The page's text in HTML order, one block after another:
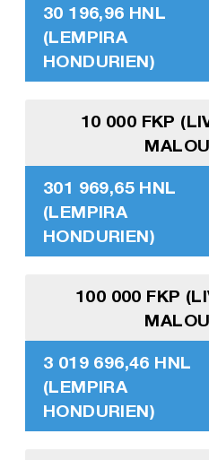
30 196,96 HNL
(LEMPIRA
HONDURIEN)
10 000 FKP
301 969,65 HNL
(LEMPIRA
HONDURIEN)
100 000 FKP
3 019 696,46 HNL
(LEMPIRA
HONDURIEN)